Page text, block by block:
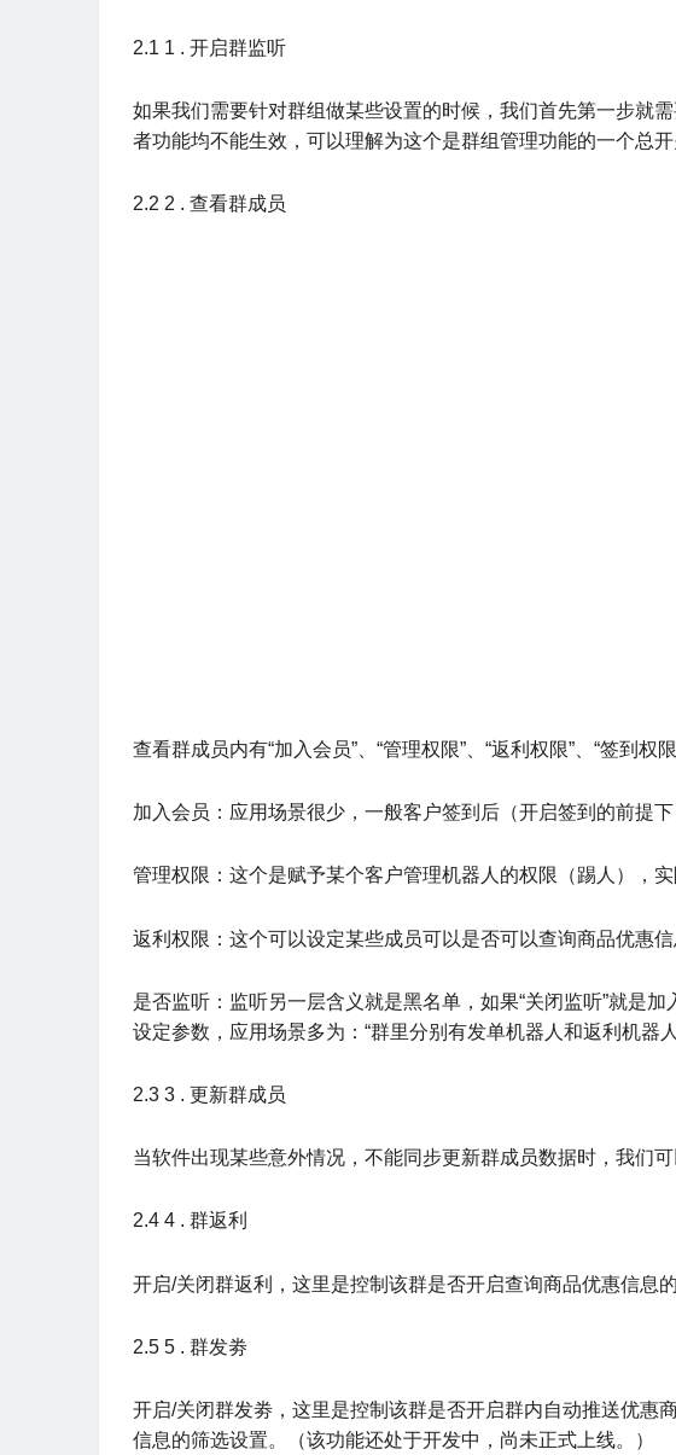
2.1 1 . 开启群监听
如果我们需要针对群组做某些设置的时候，我们首先第一步就需
者功能均不能生效，可以理解为这个是群组管理功能的一个总开
2.2 2 . 查看群成员
管理权限：这个是赋予某个客户管理机器人的权限（踢人），
返利权限：这个可以设定某些成员可以是否可以查询商品优惠
是否监听：监听另一层含义就是黑名单，如果“关闭监听”就是
2.3 3 . 更新群成员
当软件出现某些意外情况，不能同步更新群成员数据时，我们
2.4 4 . 群返利
开启/关闭群返利，这里是控制该群是否开启查询商品优惠信息
2.5 5 . 群发劵
开启/关闭群发劵，这里是控制该群是否开启群内自动推送优惠
信息的筛选设置。（该功能还处于开发中，尚未正式上线。）
开启/关闭群签到，这里是控制该群是否开启群内签到功能。应